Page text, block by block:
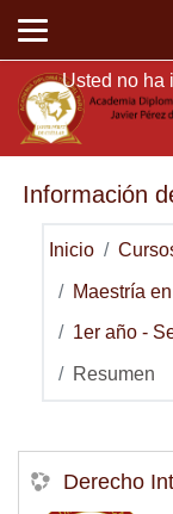
Usted no ha
Información
Inicio
Maestría
1er año -
Resumen
Derecho